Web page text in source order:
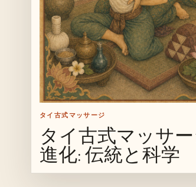
タイ古式マッサージ
タイ古式マッサ
進化: 伝統と科学